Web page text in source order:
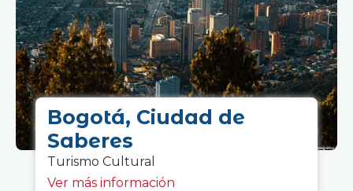
Bogotá, Ciudad de
Saberes
Turismo Cultural
Ver más información